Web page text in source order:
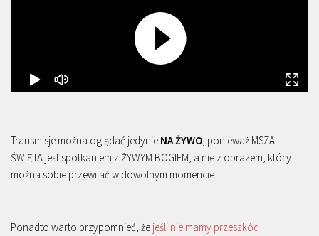
Transmisje można oglądać jedynie NA ŻYWO, ponieważ MSZA
ŚWIĘTA jest spotkaniem z ŻYWYM BOGIEM, a nie z obrazem, który
można sobie przewijać w dowolnym momencie.
Ponadto warto przypomnieć, że jeśli nie mamy przeszkód